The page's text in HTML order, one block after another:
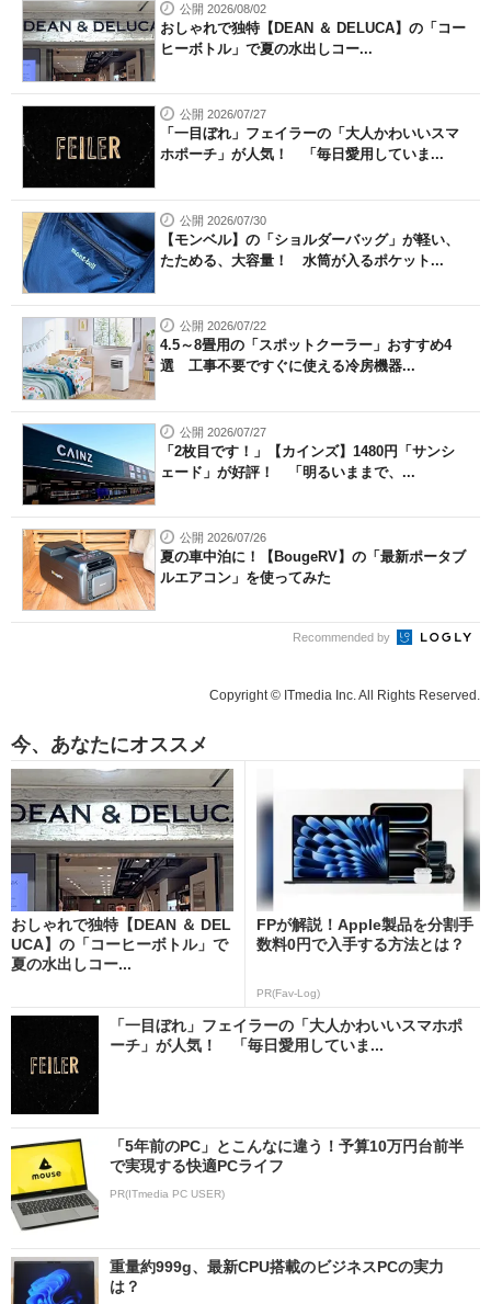
公開 2026/08/02
おしゃれで独特【DEAN ＆ DELUCA】の「コー
ヒーボトル」で夏の水出しコー...
公開 2026/07/27
「一目ぼれ」フェイラーの「大人かわいいスマ
ホポーチ」が人気！ 「毎日愛用していま...
公開 2026/07/30
【モンベル】の「ショルダーバッグ」が軽い、
たためる、大容量！ 水筒が入るポケット...
公開 2026/07/22
4.5～8畳用の「スポットクーラー」おすすめ4
選 工事不要ですぐに使える冷房機器...
公開 2026/07/27
「2枚目です！」【カインズ】1480円「サンシ
ェード」が好評！ 「明るいままで、...
公開 2026/07/26
夏の車中泊に！【BougeRV】の「最新ポータブ
ルエアコン」を使ってみた
Recommended by
Copyright © ITmedia Inc. All Rights Reserved.
今、あなたにオススメ
おしゃれで独特【DEAN ＆ DEL
UCA】の「コーヒーボトル」で
夏の水出しコー...
FPが解説！Apple製品を分割手
数料0円で入手する方法とは？
PR(Fav-Log)
「一目ぼれ」フェイラーの「大人かわいいスマホポ
ーチ」が人気！ 「毎日愛用していま...
「5年前のPC」とこんなに違う！予算10万円台前半
で実現する快適PCライフ
PR(ITmedia PC USER)
重量約999g、最新CPU搭載のビジネスPCの実力
は？